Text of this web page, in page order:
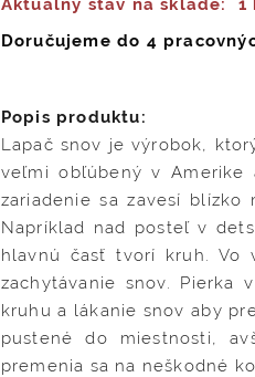
Aktuálny stav na sklade:
1
Doručujeme do 4
Popis produktu:
Lapač snov je výrobok,
veľmi obľúbený v Amerike
zariadenie sa zavesí
Napríklad nad posteľ v
hlavnú časť tvorí kruh.
zachytávanie snov. Pierka
kruhu a lákanie snov aby
pustené do miestnosti,
premenia sa na neškodné